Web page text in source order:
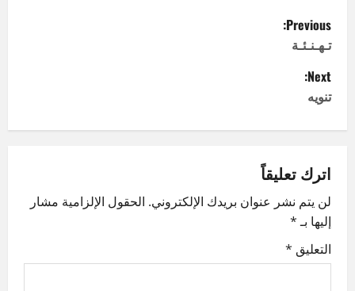
P
o
s
a
v
i
Previous:
تـهـنـئـة
Next:
تنويه
اترك تعليقاً
لن يتم نشر عنوان بريدك الإلكتروني. الحقول الإلزامية مشار
إليها بـ*
التعليق *